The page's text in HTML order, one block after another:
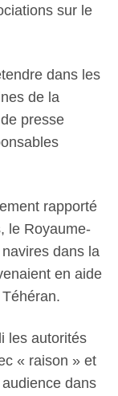
sur le
dans les
de la
presse
rapporté
le Royaume-
dans la
en aide
les autorités
« raison » et
dans